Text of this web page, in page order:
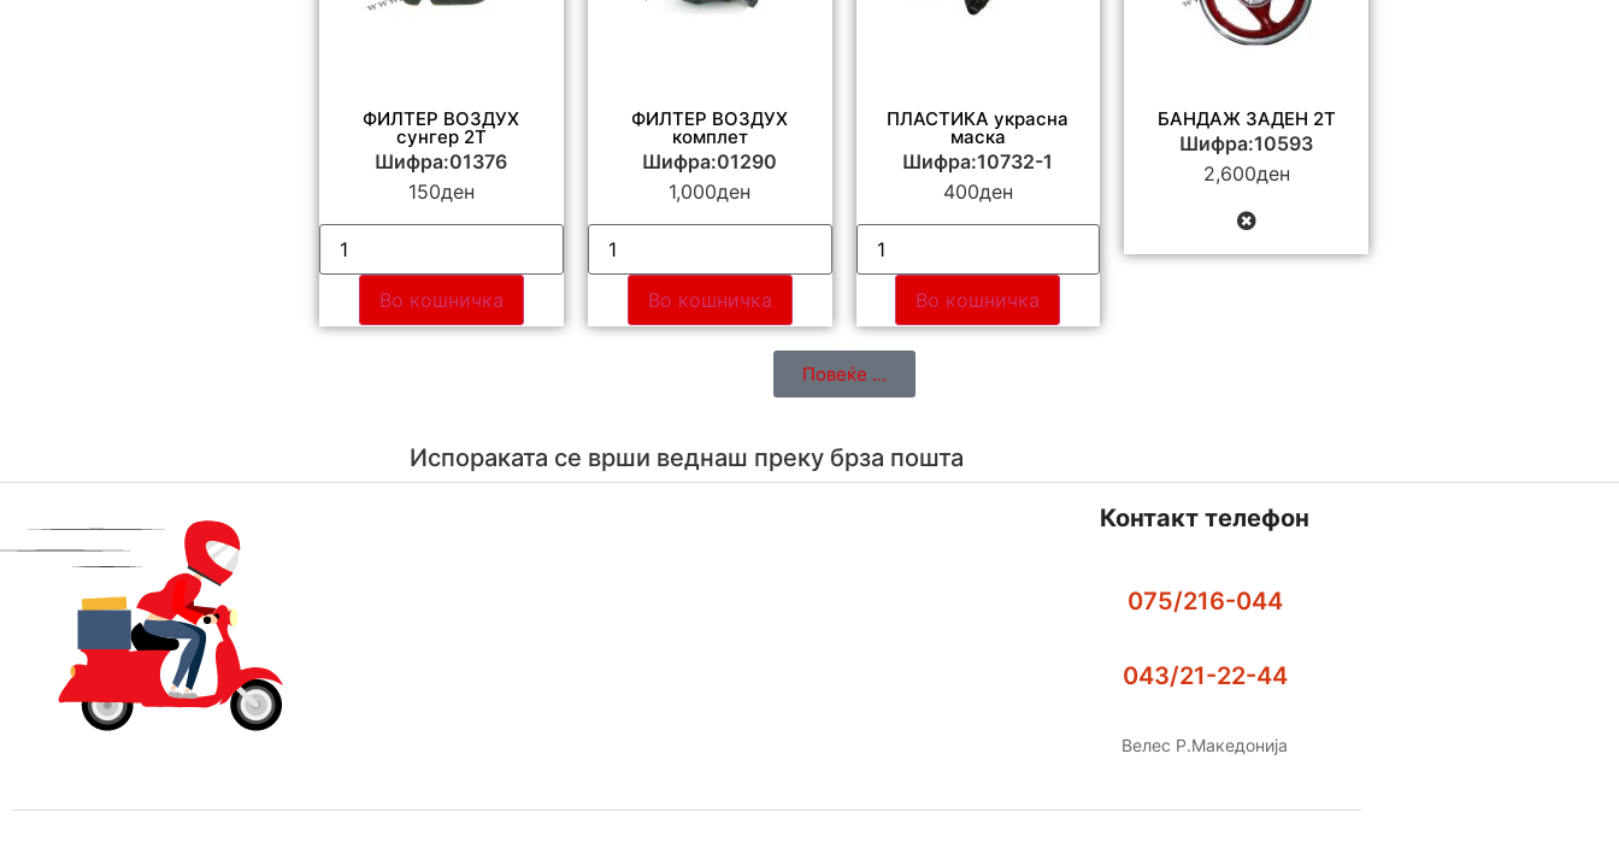
ФИЛТЕР ВОЗДУХ
сунгер 2Т
Шифра:01376
150ден
Во кошничка
ФИЛТЕР ВОЗДУХ
комплет
Шифра:01290
1,000ден
Во кошничка
ПЛАСТИКА украсна
маска
Шифра:10732-1
400ден
Во кошничка
БАНДАЖ ЗАДЕН 2Т
Шифра:10593
2,600ден
Повеќе ...
Испораката се врши веднаш преку брза пошта
Контакт телефон
075/216-044
043/21-22-44
Велес Р.Македонија